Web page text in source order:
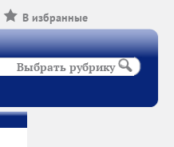
В избранные
Выбрать рубрику